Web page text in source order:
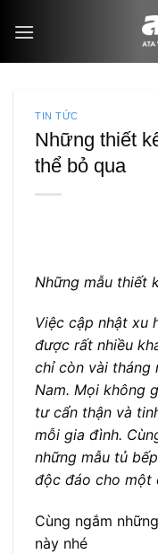
qua
TIN TỨC
Những thiết
thể bỏ qua
Những mẫu thiết
Việc cập nhật xu
được rất nhiều
chỉ còn vài tháng
Nam. Mọi không
tư cẩn thận và
mỗi gia đình.
những mẫu tủ
độc đáo cho một
Cùng ngắm
này nhé